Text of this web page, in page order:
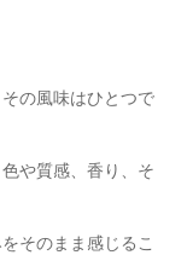
の風味はひとつで
や質感、香り、そ
そのまま感じるこ